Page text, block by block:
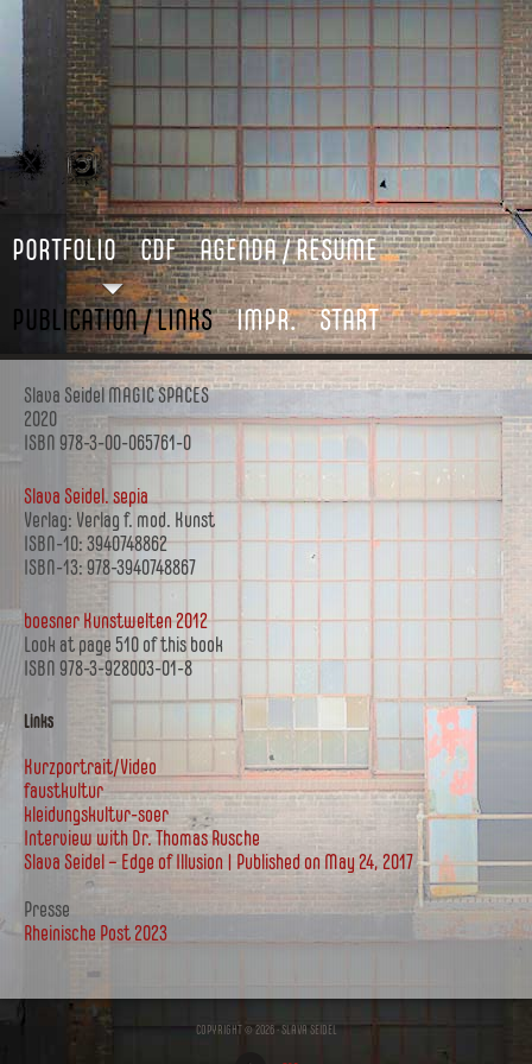
PORTFOLIO CDF AGENDA / RESUME
PUBLICATION / LINKS IMPR. START
Slava Seidel MAGIC SPACES
2020
ISBN 978-3-00-065761-0
Slava Seidel. sepia
Verlag: Verlag f. mod. Kunst
ISBN-10: 3940748862
ISBN-13: 978-3940748867
boesner Kunstwelten 2012
Look at page 510 of this book
ISBN 978-3-928003-01-8
Links
Kurzportrait/Video
faustkultur
kleidungskultur-soer
Interview with Dr. Thomas Rusche
Slava Seidel – Edge of Illusion | Published on May 24, 2017
Presse
Rheinische Post 2023
COPYRIGHT © 2026 · SLAVA SEIDEL